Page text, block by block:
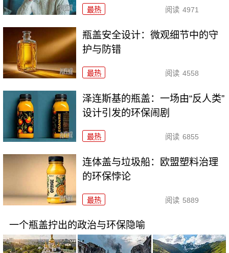
最热 阅读 4971
瓶盖安全设计：微观细节中的守
护与防错
最热 阅读 4558
泽连斯基的瓶盖：一场由“反人类”
设计引发的环保闹剧
最热 阅读 6855
连体盖与垃圾船：欧盟塑料治理
的环保悖论
最热 阅读 5889
一个瓶盖拧出的政治与环保隐喻